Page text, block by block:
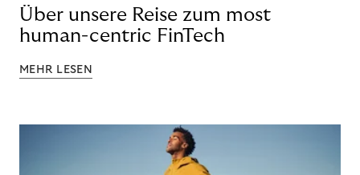
Über unsere Reise zum most
human-centric FinTech
MEHR LESEN